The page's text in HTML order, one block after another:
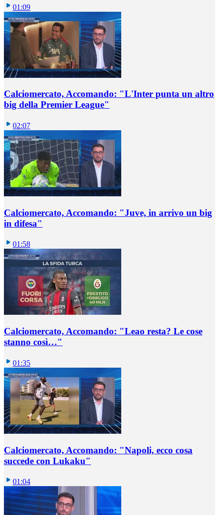
01:09
Calciomercato, Accomando: "L'Inter punta un altro
big della Premier League"
02:07
Calciomercato, Accomando: "Juve, in arrivo un big
in difesa"
01:58
Calciomercato, Accomando: "Leao resta? Le cose
stanno così…"
01:35
Calciomercato, Accomando: "Napoli, ecco cosa
succede con Lukaku"
01:04